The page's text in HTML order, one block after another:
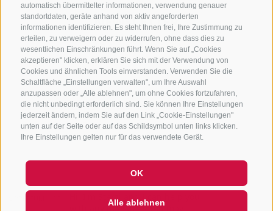
automatisch übermittelter informationen, verwendung genauer
standortdaten, geräte anhand von aktiv angeforderten
informationen identifizieren. Es steht Ihnen frei, Ihre Zustimmung zu
erteilen, zu verweigern oder zu widerrufen, ohne dass dies zu
wesentlichen Einschränkungen führt. Wenn Sie auf „Cookies
akzeptieren" klicken, erklären Sie sich mit der Verwendung von
Cookies und ähnlichen Tools einverstanden. Verwenden Sie die
Schaltfläche „Einstellungen verwalten", um Ihre Auswahl
anzupassen oder „Alle ablehnen", um ohne Cookies fortzufahren,
die nicht unbedingt erforderlich sind. Sie können Ihre Einstellungen
jederzeit ändern, indem Sie auf den Link „Cookie-Einstellungen"
unten auf der Seite oder auf das Schildsymbol unten links klicken.
Ihre Einstellungen gelten nur für das verwendete Gerät.
OK
Alle ablehnen
NEWSLETTER
Bleib am Laufenden
Newsletter Anmelden
COOKIE-RICHTLINIE
Hi, I'm Sterzi and I can help you
with any questions you may